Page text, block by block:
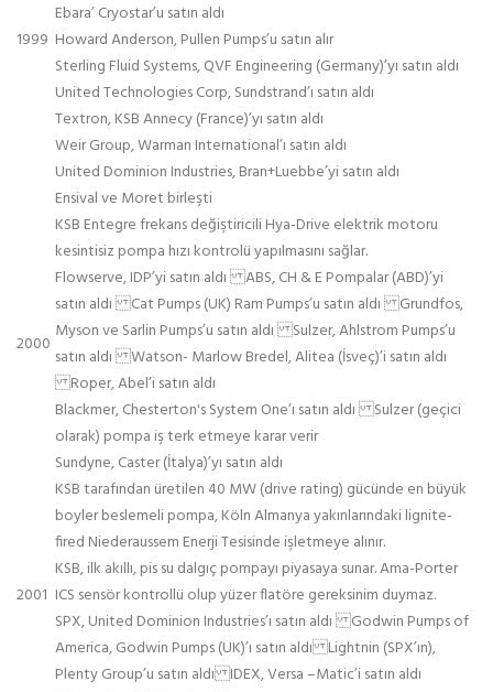
1999
Ebara’ Cryostar’u satın aldı
Howard Anderson, Pullen Pumps’u satın alır
Sterling Fluid Systems, QVF Engineering (Germany)’yı satın aldı
United Technologies Corp, Sundstrand’ı satın aldı
Textron, KSB Annecy (France)’yı satın aldı
Weir Group, Warman International’ı satın aldı
United Dominion Industries, Bran+Luebbe’yi satın aldı
Ensival ve Moret birleşti
2000
KSB Entegre frekans değiştiricili Hya-Drive elektrik motoru
kesintisiz pompa hızı kontrolü yapılmasını sağlar.
Flowserve, IDP’yi satın aldı ABS, CH & E Pompalar (ABD)’yi
satın aldı Cat Pumps (UK) Ram Pumps’u satın aldı Grundfos,
Myson ve Sarlin Pumps’u satın aldı Sulzer, Ahlstrom Pumps’u
satın aldı Watson- Marlow Bredel, Alitea (İsveç)’i satın aldı
Roper, Abel’i satın aldı
Blackmer, Chesterton's System One’ı satın aldı Sulzer (geçici
olarak) pompa iş terk etmeye karar verir
Sundyne, Caster (İtalya)’yı satın aldı
2001
KSB tarafından üretilen 40 MW (drive rating) gücünde en büyük
boyler beslemeli pompa, Köln Almanya yakınlarındaki lignite-
fired Niederaussem Enerji Tesisinde işletmeye alınır.
KSB, ilk akıllı, pis su dalgıç pompayı piyasaya sunar. Ama-Porter
ICS sensör kontrollü olup yüzer flatöre gereksinim duymaz.
SPX, United Dominion Industries’ı satın aldı Godwin Pumps of
America, Godwin Pumps (UK)’ı satın aldı Lightnin (SPX’ın),
Plenty Group’u satın aldı IDEX, Versa –Matic’i satın aldı